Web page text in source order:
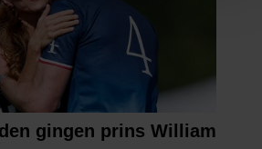
voor social media te bieden
te analyseren. Ook delen we
van onze site met onze
media, adverteren en analyse. Deze
gegevens combineren met andere
ze heeft verstrekt of die ze hebben
van uw gebruik van hun services. U